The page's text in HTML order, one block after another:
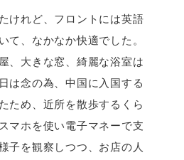
けれど、フロントには英語
て、なかなか快適でした。
、大きな窓、綺麗な浴室は
は念の為、中国に入国する
ため、近所を散歩するくら
マホを使い電子マネーで支
子を観察しつつ、お店の人